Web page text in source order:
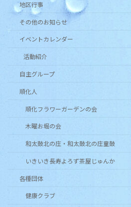
地区行事
その他のお知らせ
イベントカレンダー
活動紹介
自主グループ
順化人
順化フラワーガーデンの会
木曜お堀の会
和太鼓北の庄・和太鼓北の庄童鼓
いきいき長寿よろず茶屋じゅんか
各種団体
健康クラブ